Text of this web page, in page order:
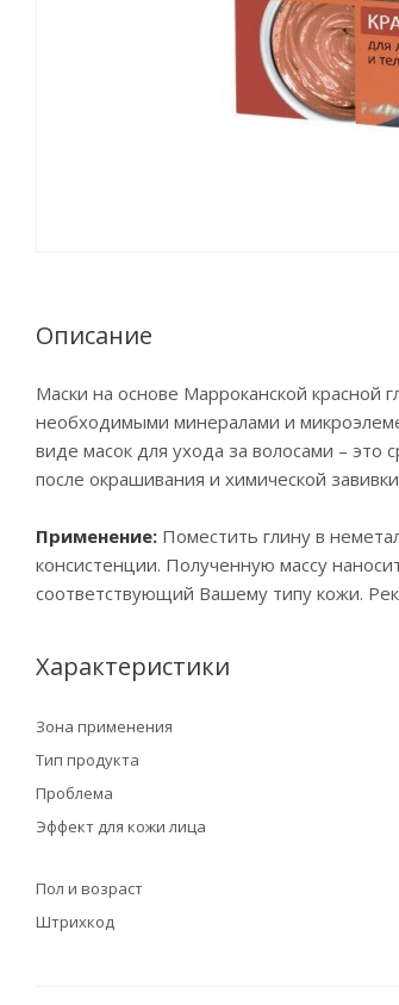
Описание
Маски на основе Марроканской
необходимыми минералами и
виде масок для ухода за волосами –
после окрашивания и химической
Применение: Поместить глину в
консистенции. Полученную массу
соответствующий Вашему типу кожи.
Характеристики
Зона применения
Тип продукта
Проблема
Эффект для кожи лица
Пол и возраст
Штрихкод